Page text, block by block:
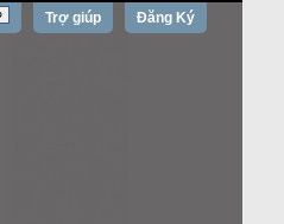
Đăng Ký
Trợ giúp